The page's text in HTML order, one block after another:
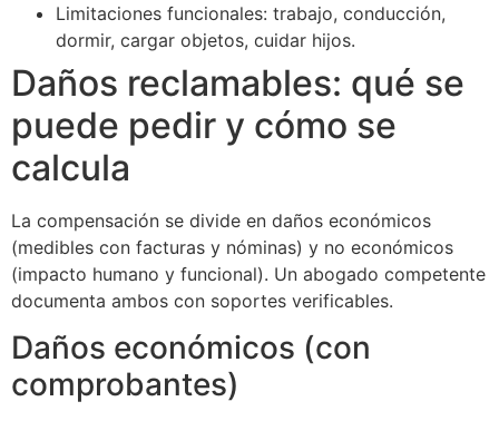
Limitaciones funcionales: trabajo, conducción,
dormir, cargar objetos, cuidar hijos.
Daños reclamables: qué se
puede pedir y cómo se
calcula
La compensación se divide en daños económicos
(medibles con facturas y nóminas) y no económicos
(impacto humano y funcional). Un abogado competente
documenta ambos con soportes verificables.
Daños económicos (con
comprobantes)